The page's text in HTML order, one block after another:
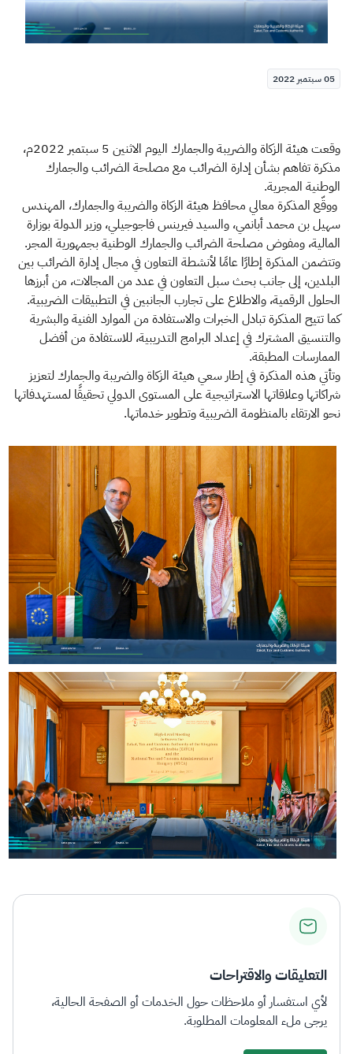
05 سبتمبر 2022
وقعت هيئة الزكاة والضريبة والجمارك اليوم الاثنين 5 سبتمبر 2022م،
مذكرة تفاهم بشأن إدارة الضرائب مع مصلحة الضرائب والجمارك
الوطنية المجرية.
ووقّع المذكرة معالي محافظ هيئة الزكاة والضريبة والجمارك، المهندس
سهيل بن محمد أبانمي، والسيد فيرينس فاجوجيلي، وزير الدولة بوزارة
المالية، ومفوض مصلحة الضرائب والجمارك الوطنية بجمهورية المجر.
وتتضمن المذكرة إطارًا عامًا لأنشطة التعاون في مجال إدارة الضرائب بين
البلدين، إلى جانب بحث سبل التعاون في عدد من المجالات، من أبرزها
الحلول الرقمية، والاطلاع على تجارب الجانبين في التطبيقات الضريبية.
كما تتيح المذكرة تبادل الخبرات والاستفادة من الموارد الفنية والبشرية
والتنسيق المشترك في إعداد البرامج التدريبية، للاستفادة من أفضل
الممارسات المطبقة.
وتأتي هذه المذكرة في إطار سعي هيئة الزكاة والضريبة والجمارك لتعزيز
شراكاتها وعلاقاتها الاستراتيجية على المستوى الدولي تحقيقًا لمستهدفاتها
نحو الارتقاء بالمنظومة الضريبية وتطوير خدماتها.
التعليقات والاقتراحات
لأي استفسار أو ملاحظات حول الخدمات أو الصفحة الحالية،
يرجى ملء المعلومات المطلوبة.